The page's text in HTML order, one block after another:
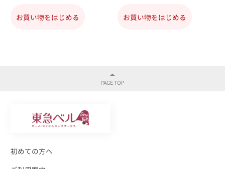
お買い物をはじめる お買い物をはじめる
初めての方へ